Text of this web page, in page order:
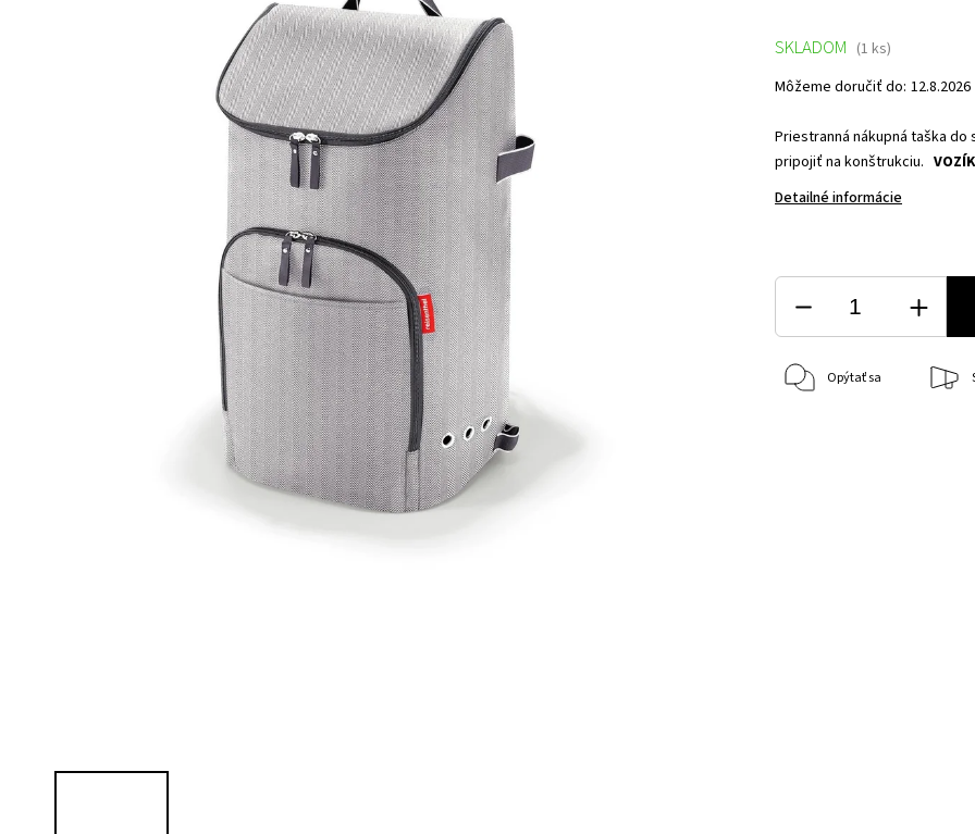
Priestranná nákupná taška
pripojiť na konštrukciu.
Detailné informácie
SKLADOM (1 ks)
Môžeme doručiť do: 12.8.2026
Opýtať sa